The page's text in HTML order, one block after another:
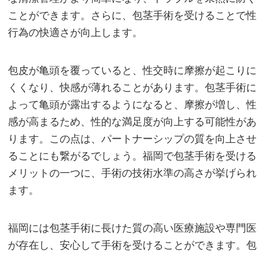
ことができます。さらに、包茎手術を受けることで性
行為の快適さが向上します。
包皮が亀頭を覆っていると、性交時に摩擦が起こりに
くくなり、快感が薄れることがあります。包茎手術に
よって亀頭が露出するようになると、摩擦が増し、性
感が高まるため、性的な満足度が向上する可能性があ
ります。この点は、パートナーシップの質を向上させ
ることにも繋がるでしょう。福岡で包茎手術を受ける
メリットの一つに、手術の技術水準の高さが挙げられ
ます。
福岡には包茎手術に長けた質の高い医療施設や専門医
が存在し、安心して手術を受けることができます。包